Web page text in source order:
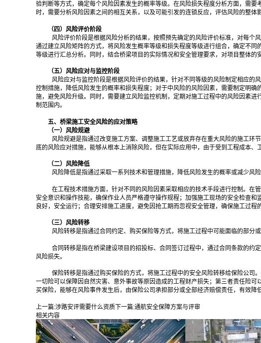
验判断等方式，确定每个风险因素发生的概率等级。在风险损失程度分析方面，需
时，需要分析风险因素之间的相互关系，以及可能引发的连锁反应，评估风险的整体
（四）风险评价阶段
风险评价阶段是根据风险分析的结果，按照预先确定的风险评价标准，对每个
通过建立风险矩阵的方式，将风险发生概率等级和损失程度等级进行组合，确定不
等级进行汇总分析。同时，结合桥梁项目的实际情况和安全管理要求，对项目整体的
（五）风险应对与监控阶段
风险应对与监控阶段是根据风险评价的结果，针对不同等级的风险制定相应
控制措施，降低风险发生的概率和损失程度；对于中风险的风险因素，需要制定明
施，避免风险升级。同时，需要建立风险监控机制，定期对施工过程中的风险因素
制范围内。
五、桥梁施工安全风险的应对策略
（一）风险规避
风险规避是指通过改变施工方案、调整施工工艺或放弃存在重大风险的施工
底的风险应对措施，能够从根本上消除风险，但在实际应用中，由于受到工程成本
（二）风险降低
风险降低是指通过采取一系列技术和管理措施，降低风险发生的概率或减少风
在工程技术措施方面，针对不同的风险因素采取相应的技术手段进行控制。在
安全意识和操作技能，确保作业人员严格遵守操作规程；加强施工现场的安全检查
良好，安全运行；合理安排施工进度，避免因抢工期而忽视安全管理，确保施工过程
（三）风险转移
风险转移是指通过合同约定、购买保险等方式，将施工过程中可能面临的部分
合同转移是指在桥梁建设项目的招投标、合同签订过程中，通过合同条款的约
风险损失。
保险转移是指通过购买保险的方式，将施工过程中的安全风险转移给保险公司
一切险可以保障因自然灾害、意外事故等原因造成的工程财产损失；第三者责任险
买保险，能够在风险事件发生后，由保险公司承担部分或全部经济赔偿责任，有效降
上一篇:涉路安评需要什么资质下一篇:通航安全保障方案与评审
相关内容